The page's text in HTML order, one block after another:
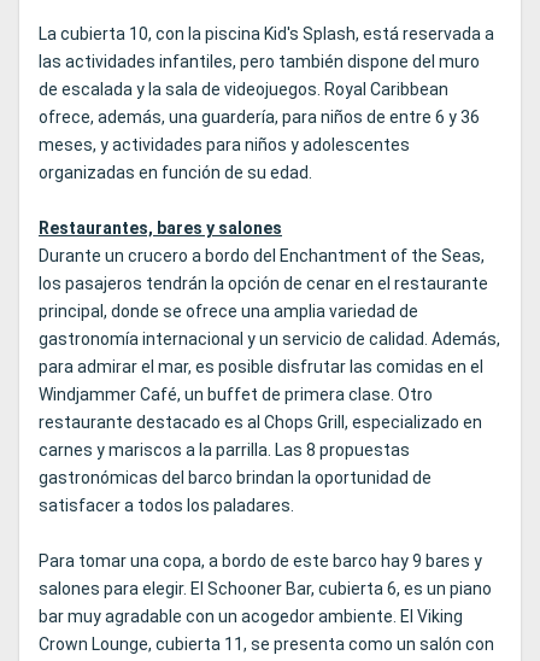
La cubierta 10, con la piscina Kid's Splash, está reservada a
las actividades infantiles, pero también dispone del muro
de escalada y la sala de videojuegos. Royal Caribbean
ofrece, además, una guardería, para niños de entre 6 y 36
meses, y actividades para niños y adolescentes
organizadas en función de su edad.
Restaurantes, bares y salones
Durante un crucero a bordo del Enchantment of the Seas,
los pasajeros tendrán la opción de cenar en el restaurante
principal, donde se ofrece una amplia variedad de
gastronomía internacional y un servicio de calidad. Además,
para admirar el mar, es posible disfrutar las comidas en el
Windjammer Café, un buffet de primera clase. Otro
restaurante destacado es al Chops Grill, especializado en
carnes y mariscos a la parrilla. Las 8 propuestas
gastronómicas del barco brindan la oportunidad de
satisfacer a todos los paladares.
Para tomar una copa, a bordo de este barco hay 9 bares y
salones para elegir. El Schooner Bar, cubierta 6, es un piano
bar muy agradable con un acogedor ambiente. El Viking
Crown Lounge, cubierta 11, se presenta como un salón con